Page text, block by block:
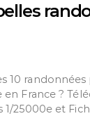
10
en France ?
25000e et